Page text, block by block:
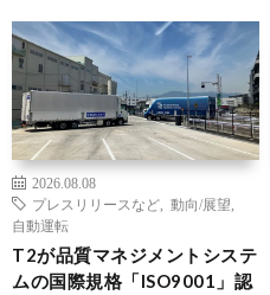
2026.08.08
プレスリリースなど
動向/展望
自動運転
T2が品質マネジメントシステ
ムの国際規格「ISO9001」認